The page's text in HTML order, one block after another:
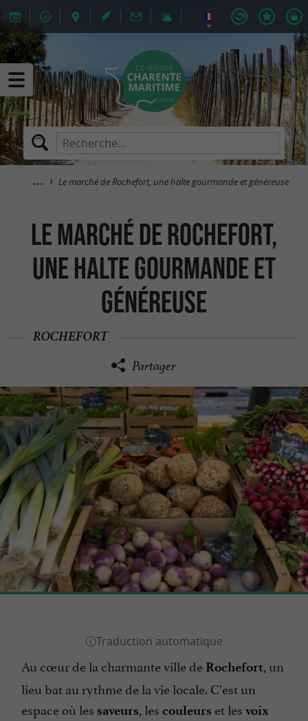
Le marché de Rochefort, une halte gourmande et généreuse
Le marché de Rochefort,
une halte gourmande et
généreuse
ROCHEFORT
Partager
Au cœur de la charmante ville de Rochefort, un
lieu bat au rythme de la vie locale. C’est un
espace où les saveurs, les couleurs et les voix